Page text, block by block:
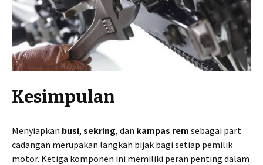
Kesimpulan
Menyiapkan busi, sekring, dan kampas rem sebagai part
cadangan merupakan langkah bijak bagi setiap pemilik
motor. Ketiga komponen ini memiliki peran penting dalam